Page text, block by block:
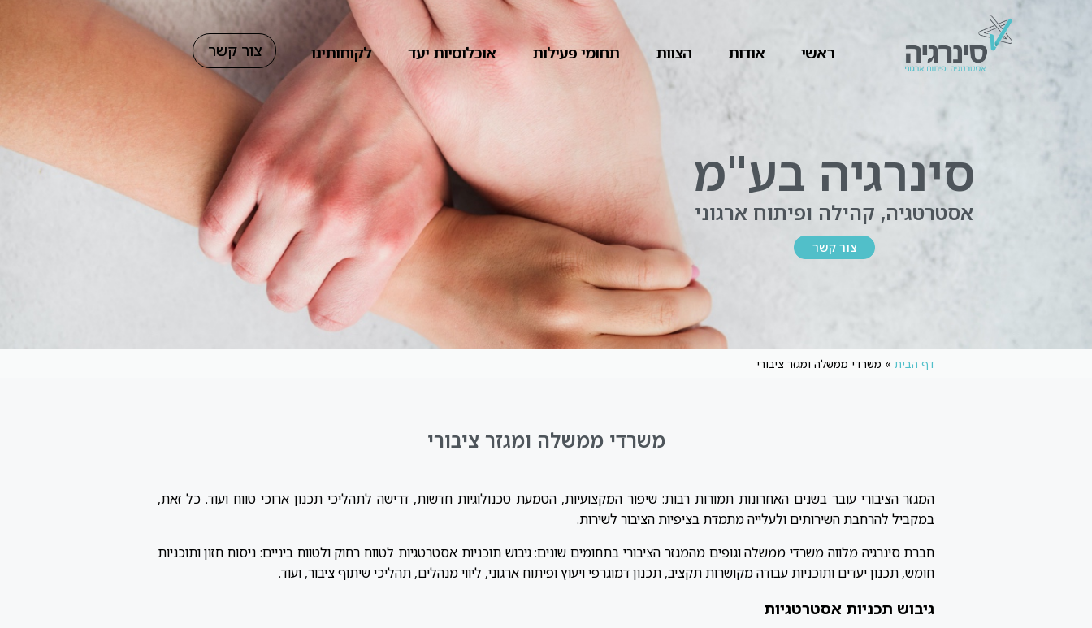
ראשי אודות הצוות תחומי פעילות אוכלוסיות יעד לקוחותינו צור קשר
סינרגיה בע"מ
אסטרטגיה, קהילה ופיתוח ארגוני
צור קשר
דף הבית» משרדי ממשלה ומגזר ציבורי
משרדי ממשלה ומגזר ציבורי
המגזר הציבורי עובר בשנים האחרונות תמורות רבות: שיפור המקצועיות, הטמעת טכנולוגיות חדשות, דרישה לתהליכי תכנון ארוכי טווח ועוד. כל זאת,
במקביל להרחבת השירותים ולעלייה מתמדת בציפיות הציבור לשירות.
חברת סינרגיה מלווה משרדי ממשלה וגופים מהמגזר הציבורי בתחומים שונים: גיבוש תוכניות אסטרטגיות לטווח רחוק ולטווח ביניים: ניסוח חזון ותוכניות
חומש, תכנון יעדים ותוכניות עבודה מקושרות תקציב, תכנון דמוגרפי ויעוץ ופיתוח ארגוני, ליווי מנהלים, תהליכי שיתוף ציבור, ועוד.
גיבוש תכניות אסטרטגיות